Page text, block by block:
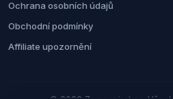
Ochrana osobních údajů
Obchodní podmínky
Affiliate upozornění